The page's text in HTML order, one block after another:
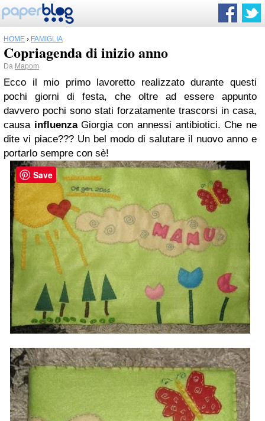
HOME › FAMIGLIA
Copriagenda di inizio anno
Da Mapom
Ecco il mio primo lavoretto realizzato durante questi
pochi giorni di festa, che oltre ad essere appunto
davvero pochi sono stati forzatamente trascorsi in casa,
causa influenzaGiorgia con annessi antibiotici. Che ne
dite vi piace??? Un bel modo di salutare il nuovo anno e
portarlo sempre con sè!
Save